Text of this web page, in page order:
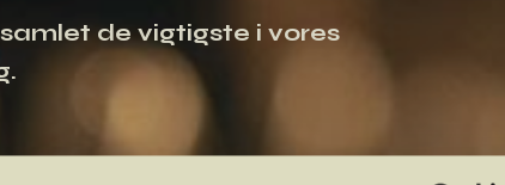
de vigtigste i vores